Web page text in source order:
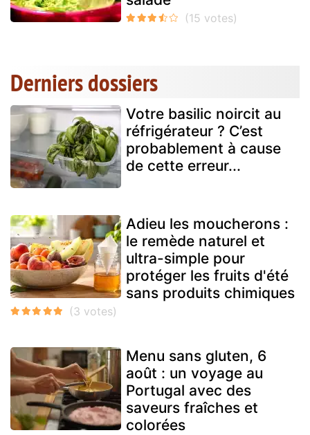
Derniers dossiers
Votre basilic noircit au
réfrigérateur ? C’est
probablement à cause
de cette erreur...
Adieu les moucherons :
le remède naturel et
ultra-simple pour
protéger les fruits d'été
sans produits chimiques
Menu sans gluten, 6
août : un voyage au
Portugal avec des
saveurs fraîches et
colorées